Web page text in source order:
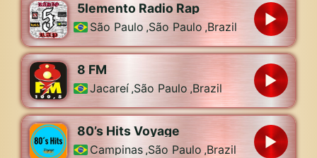
5lemento Radio Rap
São Paulo ,São Paulo ,Brazil
8 FM
Jacareí ,São Paulo ,Brazil
80’s Hits Voyage
Campinas ,São Paulo ,Brazil